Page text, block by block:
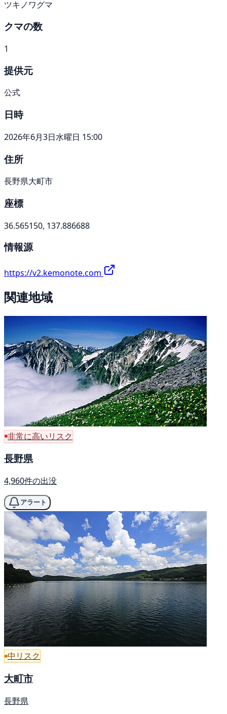
ツキノワグマ
クマの数
1
提供元
公式
日時
2026年6月3日水曜日 15:00
住所
長野県大町市
座標
36.565150, 137.886688
情報源
https://v2.kemonote.com
関連地域
非常に高いリスク
長野県
4,960件の出没
アラート
中リスク
大町市
長野県